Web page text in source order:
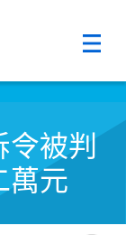
令被判
萬元